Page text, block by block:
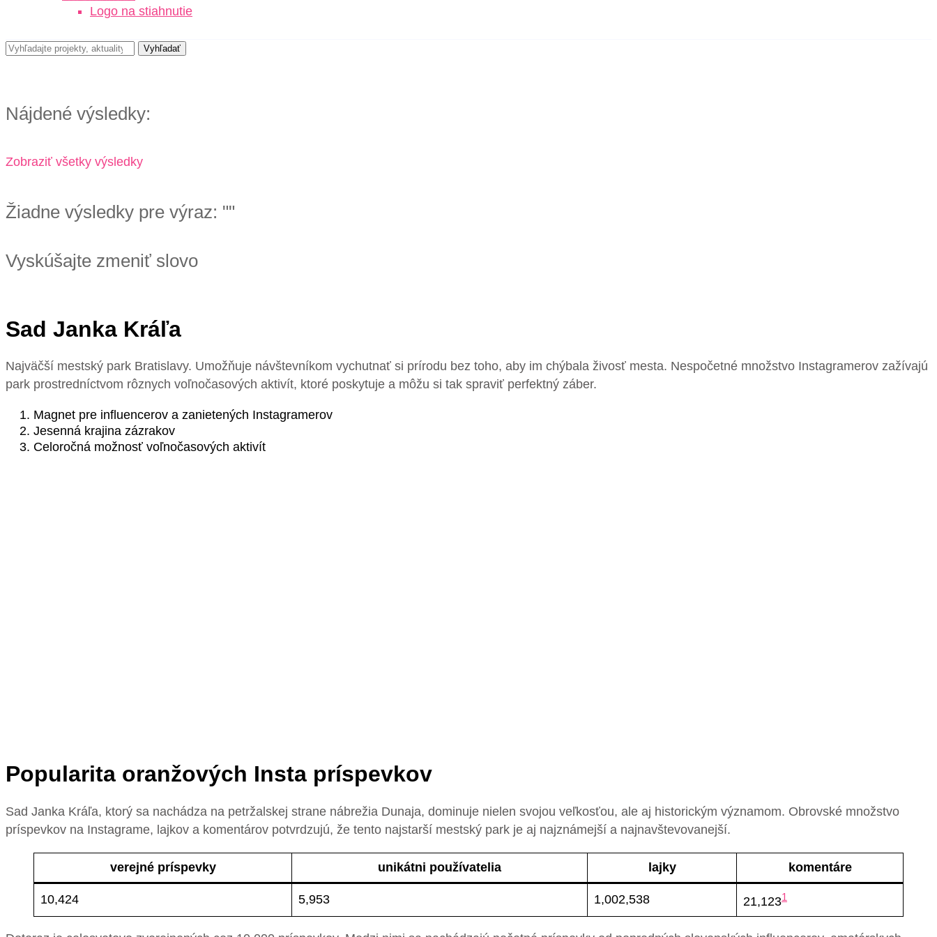
Logo na stiahnutie
Nájdené výsledky:
Zobraziť všetky výsledky
Žiadne výsledky pre výraz: ""
Vyskúšajte zmeniť slovo
Sad Janka Kráľa
Najväčší mestský park Bratislavy. Umožňuje návštevníkom vychutnať si prírodu bez toho, aby im chýbala živosť mesta. Nespočetné množstvo Instagramerov zažívajú
park prostredníctvom rôznych voľnočasových aktivít, ktoré poskytuje a môžu si tak spraviť perfektný záber.
Magnet pre influencerov a zanietených Instagramerov
Jesenná krajina zázrakov
Celoročná možnosť voľnočasových aktivít
Popularita oranžových Insta príspevkov
Sad Janka Kráľa, ktorý sa nachádza na petržalskej strane nábrežia Dunaja, dominuje nielen svojou veľkosťou, ale aj historickým významom. Obrovské množstvo
príspevkov na Instagrame, lajkov a komentárov potvrdzujú, že tento najstarší mestský park je aj najznámejší a najnavštevovanejší.
verejné príspevky unikátni používatelia lajky komentáre
10,424 5,953 1,002,538 21,1231